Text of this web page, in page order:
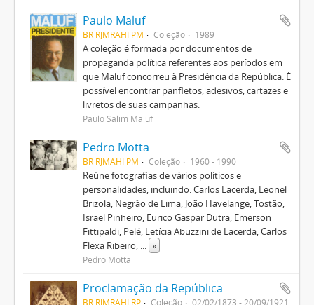
Paulo Maluf
BR RJMRAHI PM Coleção 1989
A coleção é formada por documentos de
propaganda política referentes aos períodos em
que Maluf concorreu à Presidência da República. É
possível encontrar panfletos, adesivos, cartazes e
livretos de suas campanhas.
Paulo Salim Maluf
Pedro Motta
BR RJMAHI PM Coleção 1960 - 1990
Reúne fotografias de vários políticos e
personalidades, incluindo: Carlos Lacerda, Leonel
Brizola, Negrão de Lima, João Havelange, Tostão,
Israel Pinheiro, Eurico Gaspar Dutra, Emerson
Fittipaldi, Pelé, Letícia Abuzzini de Lacerda, Carlos
Flexa Ribeiro, ... »
Pedro Motta
Proclamação da República
BR RJMRAHI RP Coleção 02/02/1873 - 20/09/1921